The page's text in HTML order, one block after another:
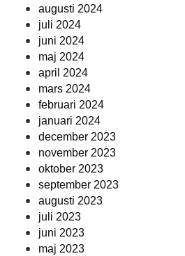
augusti 2024
juli 2024
juni 2024
maj 2024
april 2024
mars 2024
februari 2024
januari 2024
december 2023
november 2023
oktober 2023
september 2023
augusti 2023
juli 2023
juni 2023
maj 2023